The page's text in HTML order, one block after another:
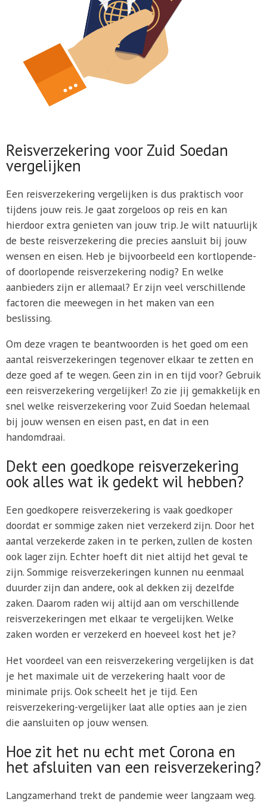
Reisverzekering voor Zuid Soedan
vergelijken
Een reisverzekering vergelijken is dus praktisch voor
tijdens jouw reis. Je gaat zorgeloos op reis en kan
hierdoor extra genieten van jouw trip. Je wilt natuurlijk
de beste reisverzekering die precies aansluit bij jouw
wensen en eisen. Heb je bijvoorbeeld een kortlopende-
of doorlopende reisverzekering nodig? En welke
aanbieders zijn er allemaal? Er zijn veel verschillende
factoren die meewegen in het maken van een
beslissing.
Om deze vragen te beantwoorden is het goed om een
aantal reisverzekeringen tegenover elkaar te zetten en
deze goed af te wegen. Geen zin in en tijd voor? Gebruik
een reisverzekering vergelijker! Zo zie jij gemakkelijk en
snel welke reisverzekering voor Zuid Soedan helemaal
bij jouw wensen en eisen past, en dat in een
handomdraai.
Dekt een goedkope reisverzekering
ook alles wat ik gedekt wil hebben?
Een goedkopere reisverzekering is vaak goedkoper
doordat er sommige zaken niet verzekerd zijn. Door het
aantal verzekerde zaken in te perken, zullen de kosten
ook lager zijn. Echter hoeft dit niet altijd het geval te
zijn. Sommige reisverzekeringen kunnen nu eenmaal
duurder zijn dan andere, ook al dekken zij dezelfde
zaken. Daarom raden wij altijd aan om verschillende
reisverzekeringen met elkaar te vergelijken. Welke
zaken worden er verzekerd en hoeveel kost het je?
Het voordeel van een reisverzekering vergelijken is dat
je het maximale uit de verzekering haalt voor de
minimale prijs. Ook scheelt het je tijd. Een
reisverzekering-vergelijker laat alle opties aan je zien
die aansluiten op jouw wensen.
Hoe zit het nu echt met Corona en
het afsluiten van een reisverzekering?
Langzamerhand trekt de pandemie weer langzaam weg.